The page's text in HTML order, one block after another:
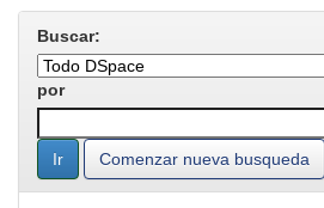
Buscar:
por
Comenzar nueva busqueda